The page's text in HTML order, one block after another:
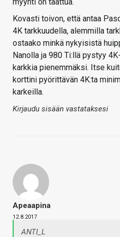
Kovasti toivon, että antaa
4K tarkkuudella, alemmilla
ostaako minkä nykyisistä
Nanolla ja 980 Ti:llä pystyy
karkkia pienemmäksi. Itse
korttini pyörittävän 4K:ta
karkeilla.
Kirjaudu sisään vastataksesi
Apeaapina
12.8.2017
ANTI_L